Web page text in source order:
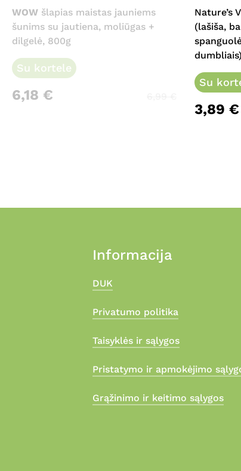
WOW šlapias maistas jauniems
šunims su jautiena, moliūgas +
dilgelė, 800g
Su kortele
6,18 €
Nature’s
(lašiša,
Su
3,89 €
Informacija
DUK
Privatumo politika
Taisyklės ir sąlygos
Pristatymo ir apmokėjimo
Grąžinimo ir keitimo sąlygos